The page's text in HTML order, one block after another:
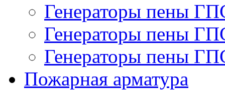
Генераторы пены
Генераторы пены
Генераторы пены
Пожарная арматура